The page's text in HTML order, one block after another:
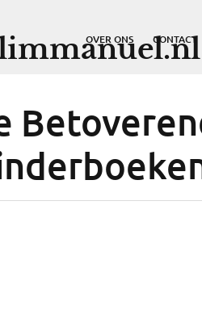
OVER ONS CONTACT